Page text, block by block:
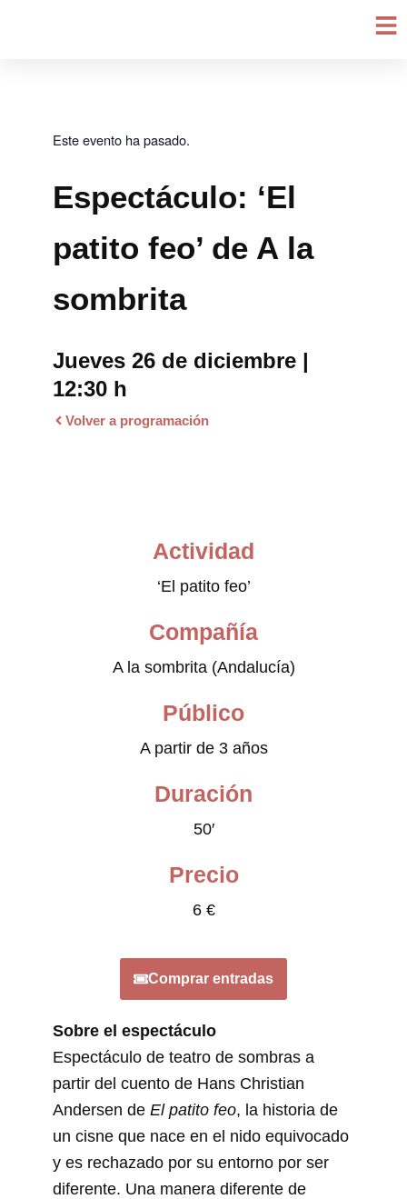
Este evento ha pasado.
Espectáculo: ‘El
patito feo’ de A la
sombrita
Jueves 26 de diciembre |
12:30 h
Volver a programación
Actividad
‘El patito feo’
Compañía
A la sombrita (Andalucía)
Público
A partir de 3 años
Duración
50′
Precio
6 €
Comprar entradas
Sobre el espectáculo
Espectáculo de teatro de sombras a
partir del cuento de Hans Christian
Andersen de El patito feo, la historia de
un cisne que nace en el nido equivocado
y es rechazado por su entorno por ser
diferente. Una manera diferente de